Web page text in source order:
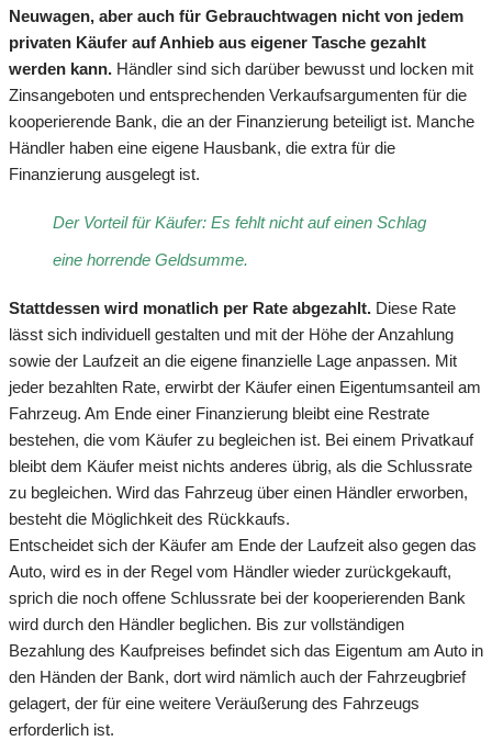
Neuwagen, aber auch für Gebrauchtwagen nicht von jedem
privaten Käufer auf Anhieb aus eigener Tasche gezahlt
werden kann. Händler sind sich darüber bewusst und locken mit
Zinsangeboten und entsprechenden Verkaufsargumenten für die
kooperierende Bank, die an der Finanzierung beteiligt ist. Manche
Händler haben eine eigene Hausbank, die extra für die
Finanzierung ausgelegt ist.
Der Vorteil für Käufer: Es fehlt nicht auf einen Schlag
eine horrende Geldsumme.
Stattdessen wird monatlich per Rate abgezahlt. Diese Rate
lässt sich individuell gestalten und mit der Höhe der Anzahlung
sowie der Laufzeit an die eigene finanzielle Lage anpassen. Mit
jeder bezahlten Rate, erwirbt der Käufer einen Eigentumsanteil am
Fahrzeug. Am Ende einer Finanzierung bleibt eine Restrate
bestehen, die vom Käufer zu begleichen ist. Bei einem Privatkauf
bleibt dem Käufer meist nichts anderes übrig, als die Schlussrate
zu begleichen. Wird das Fahrzeug über einen Händler erworben,
besteht die Möglichkeit des Rückkaufs.
Entscheidet sich der Käufer am Ende der Laufzeit also gegen das
Auto, wird es in der Regel vom Händler wieder zurückgekauft,
sprich die noch offene Schlussrate bei der kooperierenden Bank
wird durch den Händler beglichen. Bis zur vollständigen
Bezahlung des Kaufpreises befindet sich das Eigentum am Auto in
den Händen der Bank, dort wird nämlich auch der Fahrzeugbrief
gelagert, der für eine weitere Veräußerung des Fahrzeugs
erforderlich ist.